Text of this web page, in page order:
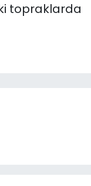
topraklarda